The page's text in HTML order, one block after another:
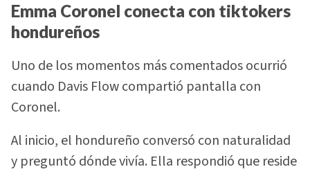
Emma Coronel conecta con tiktokers
hondureños
Uno de los momentos más comentados ocurrió
cuando Davis Flow compartió pantalla con
Coronel.
Al inicio, el hondureño conversó con naturalidad
y preguntó dónde vivía. Ella respondió que reside